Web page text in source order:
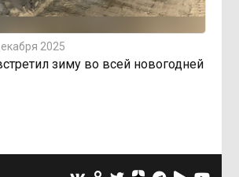
2025
зиму во всей новогодней